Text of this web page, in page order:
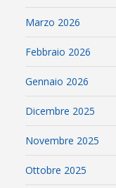
Marzo 2026
Febbraio 2026
Gennaio 2026
Dicembre 2025
Novembre 2025
Ottobre 2025